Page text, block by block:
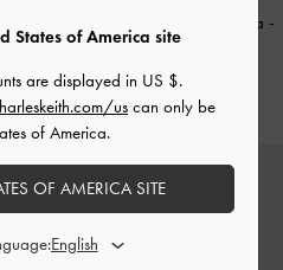
Sabot con tacco in pelle ricamata -
Beige
CHF105.00
States of America site
are displayed in US $.
us can only be
of America.
OF AMERICA SITE